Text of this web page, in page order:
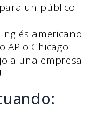
un público
americano
AP o Chicago
a una empresa